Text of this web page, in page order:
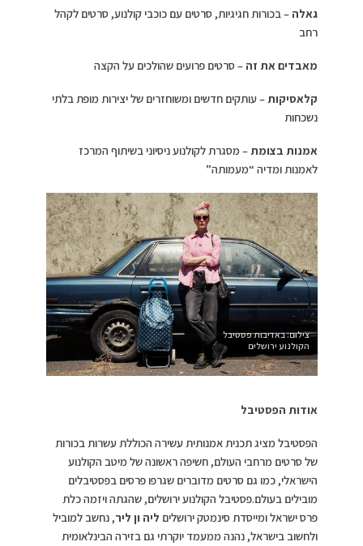
גאלה – בכורות חגיגיות, סרטים עם כוכבי קולנוע, סרטים לקהל
רחב
מאבדים את זה – סרטים פרועים שהולכים על הקצה
קלאסיקות– עותקים חדשים ומשוחזרים של יצירות מופת בלתי
נשכחות
אמנות בצומת– מסגרת לקולנוע ניסיוני בשיתוף המרכז
לאמנות ומדיה “מעמותה”
צילום: באדיבות פסטיבל
הקולנוע ירושלים
אודות הפסטיבל
הפסטיבל מציג תכנית אמנותית עשירה הכוללת עשרות בכורות
של סרטים מרחבי העולם, חשיפה ראשונה של מיטב הקולנוע
הישראלי, כמו גם סרטים מדוברים שגרפו פרסים בפסטיבלים
מובילים בעולם.פסטיבל הקולנוע ירושלים, שהגתה ויזמה כלת
פרס ישראל ומייסדת סינמטק ירושלים ליה ון ליר, נחשב למוביל
ולחשוב בישראל, נהנה ממעמד יוקרתי גם בזירה הבינלאומית